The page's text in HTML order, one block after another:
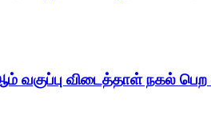
வகுப்பு விடைத்தாள் நகல்